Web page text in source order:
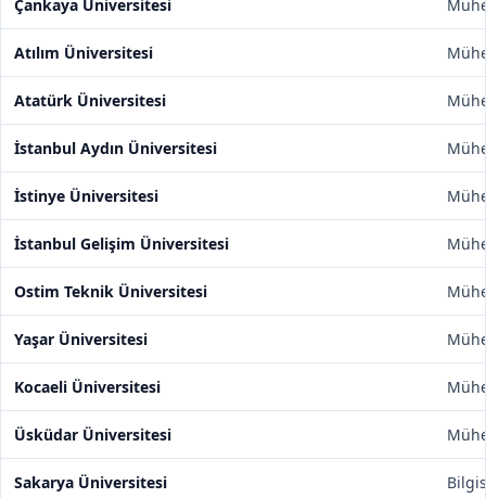
Çankaya Üniversitesi
Atılım Üniversitesi
Atatürk Üniversitesi
İstanbul Aydın Üniversitesi
İstinye Üniversitesi
İstanbul Gelişim Üniversitesi
Ostim Teknik Üniversitesi
Yaşar Üniversitesi
Kocaeli Üniversitesi
Üsküdar Üniversitesi
Sakarya Üniversitesi